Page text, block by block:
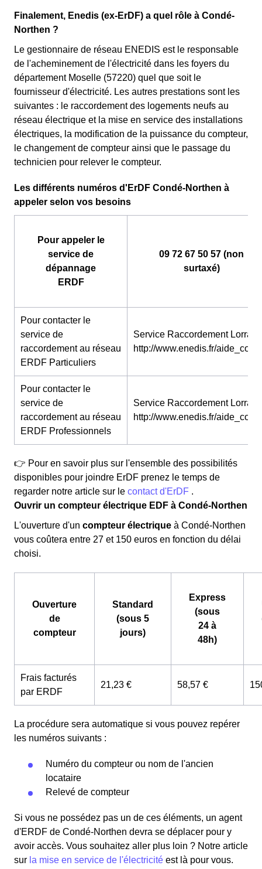
Finalement, Enedis (ex-ErDF) a quel rôle à Condé-
Northen ?
Le gestionnaire de réseau ENEDIS est le responsable
de l'acheminement de l'électricité dans les foyers du
département Moselle (57220) quel que soit le
fournisseur d'électricité. Les autres prestations sont les
suivantes : le raccordement des logements neufs au
réseau électrique et la mise en service des installations
électriques, la modification de la puissance du compteur,
le changement de compteur ainsi que le passage du
technicien pour relever le compteur.
Les différents numéros d'ErDF Condé-Northen à
appeler selon vos besoins
Pour appeler le
service de
dépannage
ERDF
09 72 67 50 57 (non
surtaxé)
Pour contacter le
service de
raccordement au réseau
ERDF Particuliers
Service Raccordement
http://www.enedis.fr/
Pour contacter le
service de
raccordement au réseau
ERDF Professionnels
Service Raccordement
http://www.enedis.fr/
👉 Pour en savoir plus sur l'ensemble des possibilités
disponibles pour joindre ErDF prenez le temps de
regarder notre article sur le contact d'ErDF .
Ouvrir un compteur électrique EDF à Condé-Northen
L'ouverture d'un compteur électrique à Condé-Northen
vous coûtera entre 27 et 150 euros en fonction du délai
choisi.
Ouverture
de
compteur
Standard
(sous 5
jours)
Express
(sous
24 à
48h)
Frais facturés
par ERDF
21,23 € 58,57 €
La procédure sera automatique si vous pouvez repérer
les numéros suivants :
Numéro du compteur ou nom de l'ancien
locataire
Relevé de compteur
Si vous ne possédez pas un de ces éléments, un agent
d'ERDF de Condé-Northen devra se déplacer pour y
avoir accès. Vous souhaitez aller plus loin ? Notre article
sur la mise en service de l'électricité est là pour vous.